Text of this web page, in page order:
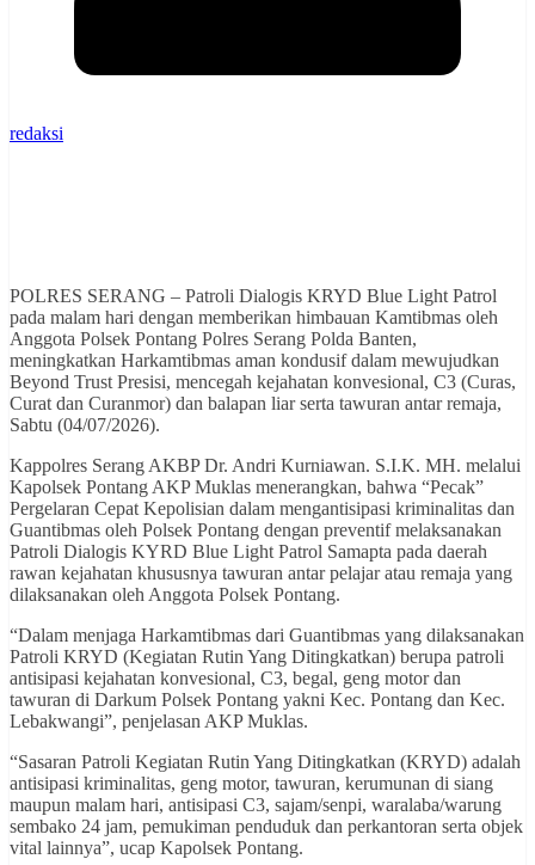
redaksi
POLRES SERANG – Patroli Dialogis KRYD Blue Light Patrol
pada malam hari dengan memberikan himbauan Kamtibmas oleh
Anggota Polsek Pontang Polres Serang Polda Banten,
meningkatkan Harkamtibmas aman kondusif dalam mewujudkan
Beyond Trust Presisi, mencegah kejahatan konvesional, C3 (Curas,
Curat dan Curanmor) dan balapan liar serta tawuran antar remaja,
Sabtu (04/07/2026).
Kappolres Serang AKBP Dr. Andri Kurniawan. S.I.K. MH. melalui
Kapolsek Pontang AKP Muklas menerangkan, bahwa “Pecak”
Pergelaran Cepat Kepolisian dalam mengantisipasi kriminalitas dan
Guantibmas oleh Polsek Pontang dengan preventif melaksanakan
Patroli Dialogis KYRD Blue Light Patrol Samapta pada daerah
rawan kejahatan khususnya tawuran antar pelajar atau remaja yang
dilaksanakan oleh Anggota Polsek Pontang.
“Dalam menjaga Harkamtibmas dari Guantibmas yang dilaksanakan
Patroli KRYD (Kegiatan Rutin Yang Ditingkatkan) berupa patroli
antisipasi kejahatan konvesional, C3, begal, geng motor dan
tawuran di Darkum Polsek Pontang yakni Kec. Pontang dan Kec.
Lebakwangi”, penjelasan AKP Muklas.
“Sasaran Patroli Kegiatan Rutin Yang Ditingkatkan (KRYD) adalah
antisipasi kriminalitas, geng motor, tawuran, kerumunan di siang
maupun malam hari, antisipasi C3, sajam/senpi, waralaba/warung
sembako 24 jam, pemukiman penduduk dan perkantoran serta objek
vital lainnya”, ucap Kapolsek Pontang.